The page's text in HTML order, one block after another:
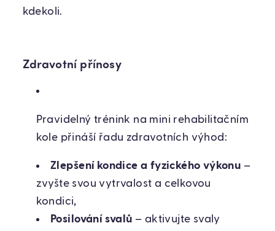
kdekoli.
Zdravotní přínosy
Pravidelný trénink na mini rehabilitačním
kole přináší řadu zdravotních výhod:
Zlepšení kondice a fyzického výkonu –
zvyšte svou vytrvalost a celkovou
kondici,
Posilování svalů – aktivujte svaly